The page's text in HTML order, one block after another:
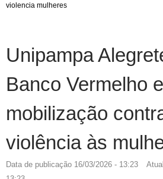
violencia mulheres
Unipampa
Banco Vermelho
mobilização
violência às
Data de publicação 16/03/2026 - 13:23